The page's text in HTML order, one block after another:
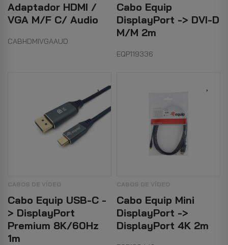
Adaptador HDMI /
VGA M/F C/ Audio
CABHDMIVGAAUD
Cabo Equip
DisplayPort -> DVI-D
M/M 2m
EQP119336
CABOS DE VÍDEO
Cabo Equip USB-C -
> DisplayPort
Premium 8K/60Hz
1m
CABOS DE VÍDEO
Cabo Equip Mini
DisplayPort ->
DisplayPort 4K 2m